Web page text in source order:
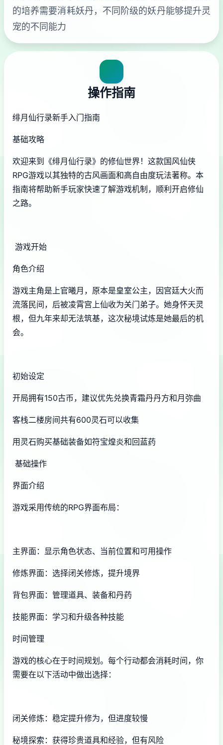
的培养需要消耗妖丹，不同阶级的妖丹能够提升灵
宠的不同能力
操作指南
绯月仙行录新手入门指南
基础攻略
欢迎来到《绯月仙行录》的修仙世界！这款国风仙侠
RPG游戏以其独特的古风画面和高自由度玩法著称。本
指南将帮助新手玩家快速了解游戏机制，顺利开启修仙
之路。
游戏开始
角色介绍
游戏主角是上官曦月，原本是皇室公主，因宫廷大火而
流落民间，后被凌霄宫上仙收为关门弟子。她身怀天灵
根，但九年来却无法筑基，这次秘境试炼是她最后的机
会。
初始设定
开局拥有150古币，建议优先兑换青霜丹丹方和月弥曲
客栈二楼房间共有600灵石可以收集
用灵石购买基础装备如符宝煌炎和回蓝药
基础操作
界面介绍
游戏采用传统的RPG界面布局：
主界面：显示角色状态、当前位置和可用操作
修炼界面：选择闭关修炼，提升境界
背包界面：管理道具、装备和丹药
技能界面：学习和升级各种技能
时间管理
游戏的核心在于时间规划。每个行动都会消耗时间，你
需要在以下活动中做出选择：
闭关修炼：稳定提升修为，但进度较慢
秘境探索：获得珍贵道具和经验，但有风险